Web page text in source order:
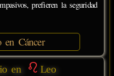
prefieren la seguridad
en Cáncer
en Leo